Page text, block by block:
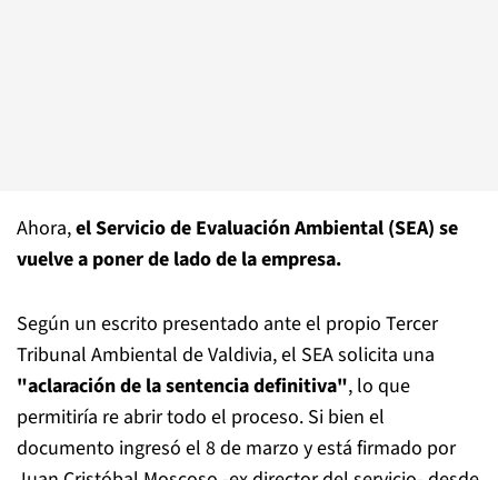
Ahora,el Servicio de Evaluación Ambiental (SEA) se
vuelve a poner de lado de la empresa.
Según un escrito presentado ante el propio Tercer
Tribunal Ambiental de Valdivia, el SEA solicita una
"aclaración de la sentencia definitiva", lo que
permitiría re abrir todo el proceso. Si bien el
documento ingresó el 8 de marzo y está firmado por